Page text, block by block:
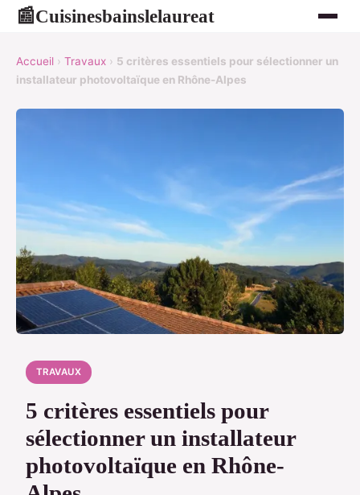
📰Cuisinesbainslelaureat
Accueil › Travaux › 5 critères essentiels pour sélectionner un
installateur photovoltaïque en Rhône-Alpes
TRAVAUX
5 critères essentiels pour
sélectionner un installateur
photovoltaïque en Rhône-